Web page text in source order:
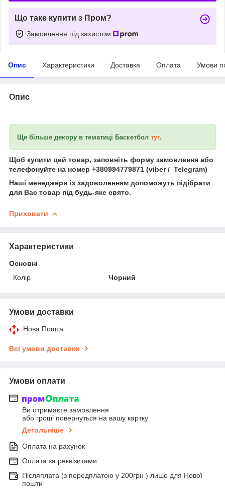
Що таке купити з Пром?
Замовлення під захистом
Опис Характеристики Доставка Оплата Умови
Опис
Ще більше декору в тематиці Баскетбол тут.
Щоб купити цей товар, заповніть форму замовлення або
телефонуйте на номер +380994779871 (viber / Telegram)
Наші менеджери із задоволенням допоможуть підібрати
для Вас товар під будь-яке свято.
Приховати
Характеристики
Основні
Колір
Чорний
Умови доставки
Нова Пошта
Всі умови доставки
Умови оплати
Ви отримаєте замовлення
або гроші повернуться на вашу картку
Детальніше
Оплата на рахунок
Оплата за реквізитами
Післяплата (з передплатою у 200грн ) лише для Нової
пошти